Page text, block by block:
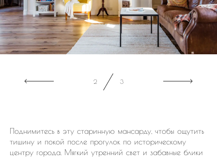
Поднимитесь в эту старинную мансарду, чтобы ощутить
тишину и покой после прогулок по историческому
центру города. Мягкий утренний свет и забавные блики
3 3